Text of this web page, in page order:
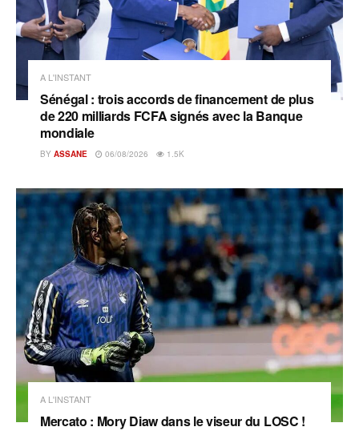
A L'INSTANT
Sénégal : trois accords de financement de plus
de 220 milliards FCFA signés avec la Banque
mondiale
BY ASSANE 06/08/2026 1.5K
A L'INSTANT
Mercato : Mory Diaw dans le viseur du LOSC !